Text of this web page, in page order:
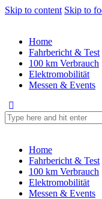
Skip to content Skip to
Home
Fahrbericht & Test
100 km Verbrauch
Elektromobilität
Messen & Events
Home
Fahrbericht & Test
100 km Verbrauch
Elektromobilität
Messen & Events